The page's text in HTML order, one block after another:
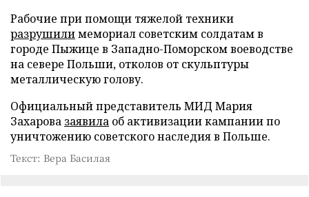
Рабочие при помощи тяжелой техники
разрушилимемориал советским солдатам в
городе Пыжице в Западно-Поморском воеводстве
на севере Польши, отколов от скульптуры
металлическую голову.
Официальный представитель МИД Мария
Захарова заявила об активизации кампании по
уничтожению советского наследия в Польше.
Текст: Вера Басилая